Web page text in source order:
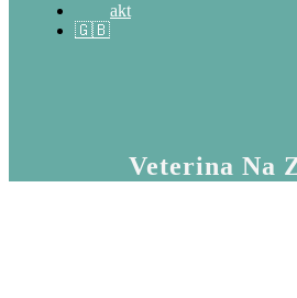
Kontakt
🇬🇧
Veterina Na